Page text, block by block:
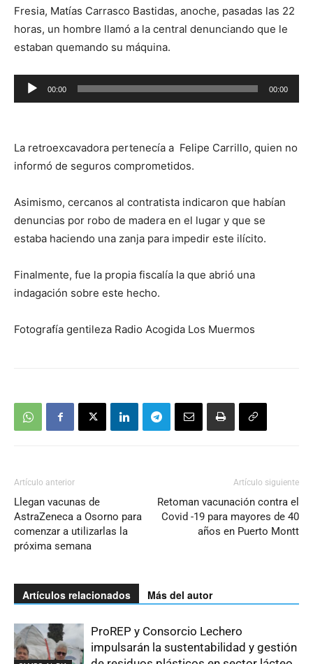
Fresia, Matías Carrasco Bastidas, anoche, pasadas las 22
horas, un hombre llamó a la central denunciando que le
estaban quemando su máquina.
Reproductor
de
00:00 00:00
La retroexcavadora pertenecía a Felipe Carrillo, quien no
informó de seguros comprometidos.
Asimismo, cercanos al contratista indicaron que habían
denuncias por robo de madera en el lugar y que se
estaba haciendo una zanja para impedir este ilícito.
Finalmente, fue la propia fiscalía la que abrió una
indagación sobre este hecho.
Fotografía gentileza Radio Acogida Los Muermos
Artículo anterior
Llegan vacunas de
AstraZeneca a Osorno para
comenzar a utilizarlas la
próxima semana
Artículo siguiente
Retoman vacunación contra el
Covid -19 para mayores de 40
años en Puerto Montt
Artículos relacionados Más del autor
ProREP y Consorcio Lechero
impulsarán la sustentabilidad y gestión